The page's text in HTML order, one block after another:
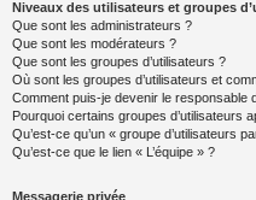
Niveaux des utilisateurs et groupes
Que sont les administrateurs ?
Que sont les modérateurs ?
Que sont les groupes d’utilisateurs ?
Où sont les groupes d’utilisateurs et
Comment puis-je devenir le responsable
Pourquoi certains groupes d’utilisateurs
Qu’est-ce qu’un « groupe d’utilisateurs
Qu’est-ce que le lien « L’équipe » ?
Messagerie privée